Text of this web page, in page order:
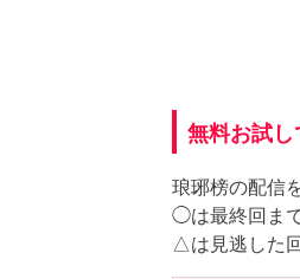
無料お試
琅琊榜の配信
◯は最終回ま
△は見逃した